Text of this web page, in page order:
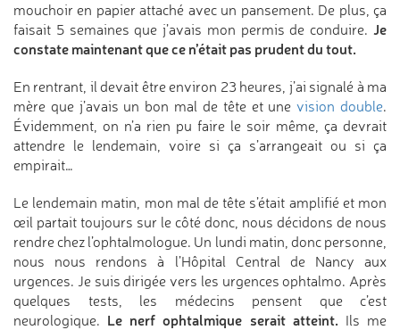
mouchoir en papier attaché avec un pansement. De plus, ça
faisait 5 semaines que j’avais mon permis de conduire. Je
constate maintenant que ce n’était pas prudent du tout.
En rentrant, il devait être environ 23 heures, j’ai signalé à ma
mère que j’avais un bon mal de tête et unevision double.
Évidemment, on n’a rien pu faire le soir même, ça devrait
attendre le lendemain, voire si ça s’arrangeait ou si ça
empirait…
Le lendemain matin, mon mal de tête s’était amplifié et mon
œil partait toujours sur le côté donc, nous décidons de nous
rendre chez l’ophtalmologue. Un lundi matin, donc personne,
nous nous rendons à l’Hôpital Central de Nancy aux
urgences. Je suis dirigée vers les urgences ophtalmo. Après
quelques tests, les médecins pensent que c’est
neurologique. Le nerf ophtalmique serait atteint. Ils me